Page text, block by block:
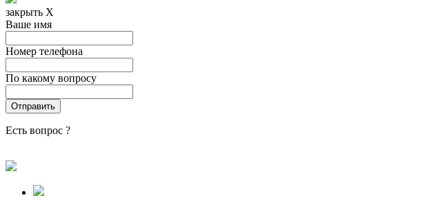
закрыть X
Ваше имя
Номер телефона
По какому вопросу
Есть вопрос ?